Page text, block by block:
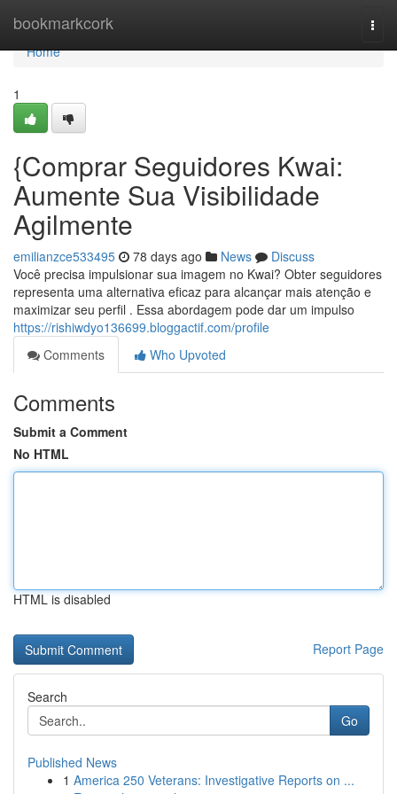
bookmarkcork
Home
Home
1
{Comprar Seguidores Kwai:
Aumente Sua Visibilidade
Agilmente
emilianzce533495 78 days ago News
Discuss
Você precisa impulsionar sua imagem no Kwai? Obter seguidores
representa uma alternativa eficaz para alcançar mais atenção e
maximizar seu perfil . Essa abordagem pode dar um impulso
https://rishiwdyo136699.bloggactif.com/profile
Comments
Who Upvoted
Comments
Submit a Comment
No HTML
HTML is disabled
Report Page
Search
Go
Published News
1 America 250 Veterans: Investigative Reports on ...